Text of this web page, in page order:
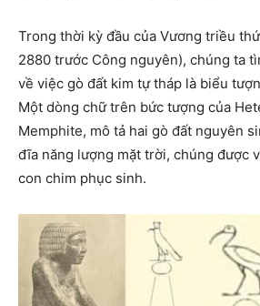
Trong thời kỳ đầu của Vương triều
2880 trước Công nguyên), chúng ta
về việc gò đất kim tự tháp là biểu
Một dòng chữ trên bức tượng của
Memphite, mô tả hai gò đất nguyên
đĩa năng lượng mặt trời, chúng được
con chim phục sinh.